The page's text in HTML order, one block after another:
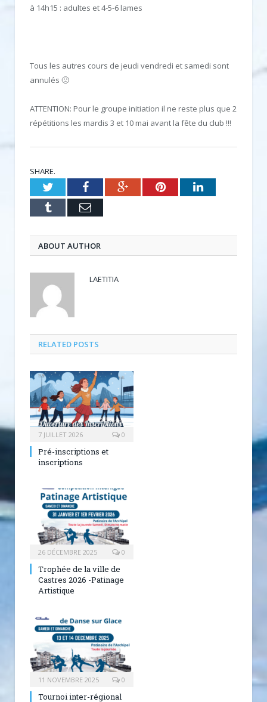
à 14h15 : adultes et 4-5-6 lames
Tous les autres cours de jeudi vendredi et samedi sont
annulés 🙁
ATTENTION: Pour le groupe initiation il ne reste plus que 2
répétitions les mardis 3 et 10 mai avant la fête du club !!!
SHARE.
TwitterFacebookGoogle+PinterestLinkedIn
Tumblr Email
ABOUT AUTHOR
LAETITIA
RELATED POSTS
7 JUILLET 2026 0
Pré-inscriptions et
inscriptions
26 DÉCEMBRE 2025 0
Trophée de la ville de
Castres 2026 -Patinage
Artistique
11 NOVEMBRE 2025 0
Tournoi inter-régional